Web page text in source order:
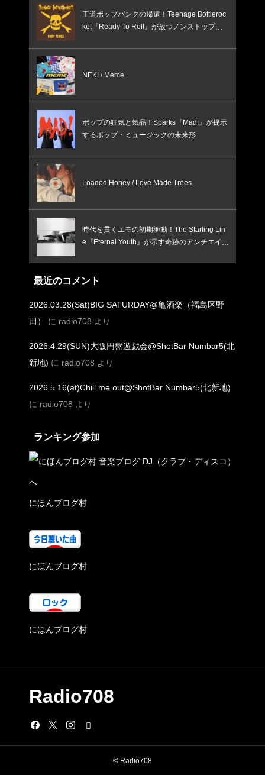
王道ポップパンクの帰還！Teenage Bottleroc
ket『Ready To Roll』が放つノンストップの
NEK! / Meme
ポップの狂気と気品！Sparks『Mad!』が提示
するポップ・ミュージックの未来形
Loaded Honey / Love Made Trees
時代を貫くエモの初期衝動！The Starting Lin
e『Eternal Youth』が示す奇跡のアンチエイジ
最近のコメント
2026.03.28(Sat)BIG SATURDAY@亀酒楽（福島区野
田）
に radio708 より
2026.4.29(SUN)大阪円盤遊戯会@ShotBar Numbar5(北
新地) に radio708 より
2026.5.16(at)Chill me out@ShotBar Numbar5(北新地)
に radio708 より
ランキング参加
にほんブログ村
にほんブログ村
にほんブログ村
Radio708
© Radio708